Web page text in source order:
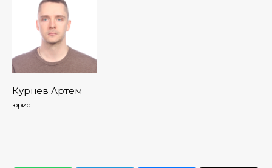
Курнев Артем
юрист